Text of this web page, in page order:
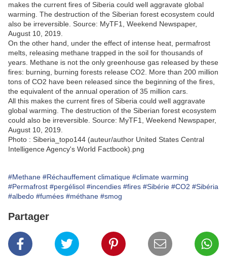
makes the current fires of Siberia could well aggravate global
warming. The destruction of the Siberian forest ecosystem could
also be irreversible. Source: MyTF1, Weekend Newspaper,
August 10, 2019.
On the other hand, under the effect of intense heat, permafrost
melts, releasing methane trapped in the soil for thousands of
years. Methane is not the only greenhouse gas released by these
fires: burning, burning forests release CO2. More than 200 million
tons of CO2 have been released since the beginning of the fires,
the equivalent of the annual operation of 35 million cars.
All this makes the current fires of Siberia could well aggravate
global warming. The destruction of the Siberian forest ecosystem
could also be irreversible. Source: MyTF1, Weekend Newspaper,
August 10, 2019.
Photo : Siberia_topo144 (auteur/author United States Central
Intelligence Agency's World Factbook).png
#Methane #Réchauffement climatique #climate warming
#Permafrost #pergélisol #incendies #fires #Sibérie #CO2 #Sibéria
#albedo #fumées #méthane #smog
Partager